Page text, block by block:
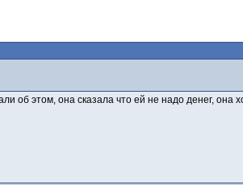
об этом, она сказала что ей не надо денег, она